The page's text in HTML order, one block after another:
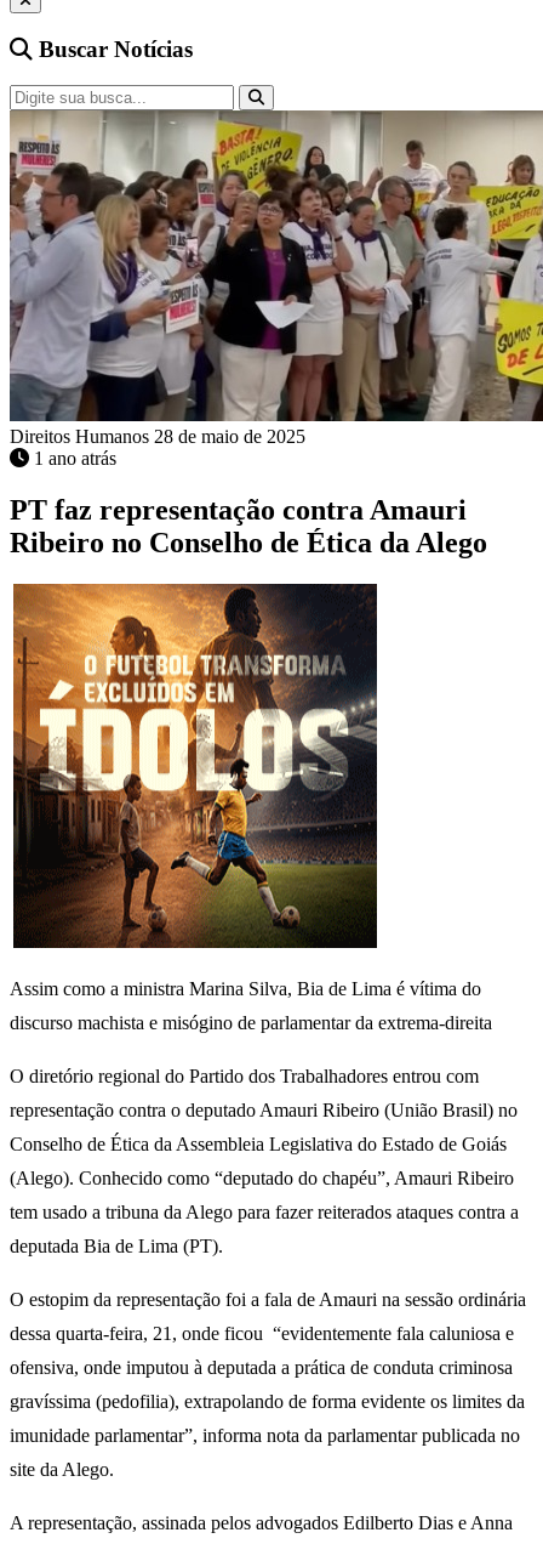
Buscar Notícias
Direitos Humanos 28 de maio de 2025
1 ano atrás
PT faz representação contra Amauri
Ribeiro no Conselho de Ética da Alego
Assim como a ministra Marina Silva, Bia de Lima é vítima do
discurso machista e misógino de parlamentar da extrema-direita
O diretório regional do Partido dos Trabalhadores entrou com
representação contra o deputado Amauri Ribeiro (União Brasil) no
Conselho de Ética da Assembleia Legislativa do Estado de Goiás
(Alego). Conhecido como “deputado do chapéu”, Amauri Ribeiro
tem usado a tribuna da Alego para fazer reiterados ataques contra a
deputada Bia de Lima (PT).
O estopim da representação foi a fala de Amauri na sessão ordinária
dessa quarta-feira, 21, onde ficou “evidentemente fala caluniosa e
ofensiva, onde imputou à deputada a prática de conduta criminosa
gravíssima (pedofilia), extrapolando de forma evidente os limites da
imunidade parlamentar”, informa nota da parlamentar publicada no
site da Alego.
A representação, assinada pelos advogados Edilberto Dias e Anna